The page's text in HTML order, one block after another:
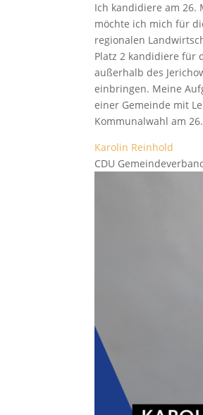
Ich kandidiere am 26.
möchte ich mich für
regionalen
Platz 2 kandidiere für
außerhalb des
einbringen. Meine
einer Gemeinde mit
Kommunalwahl am
Karolin Reinhold
CDU